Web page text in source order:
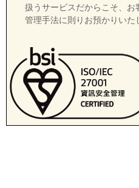
扱うサービスだからこそ、
管理手法に則りお預かりいた